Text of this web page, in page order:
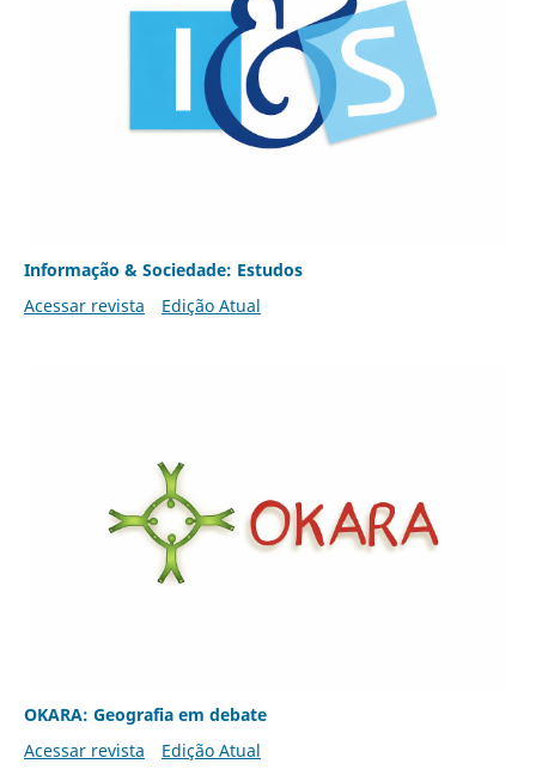
Informação & Sociedade: Estudos
Acessar revista
Edição Atual
OKARA: Geografia em debate
Acessar revista
Edição Atual